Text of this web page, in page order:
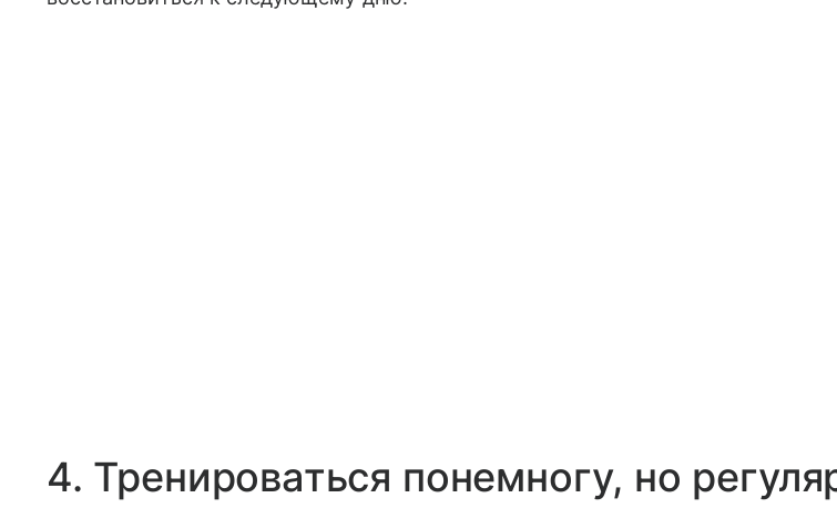
4. Тренироваться понемногу, но